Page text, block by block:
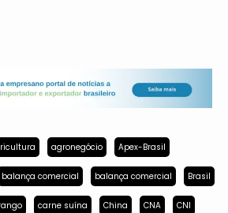
agronegócio Apex-Brasil
balança comercial balança comercial Brasil
carne suína China CNA CNI